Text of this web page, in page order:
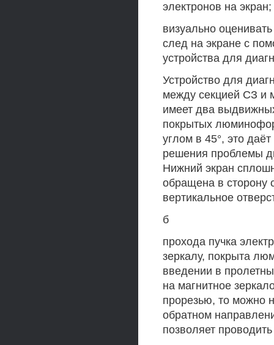
электронов на экран;
визуально
след на экране с
устройства для
Устройство для
между секцией СЗ и
имеет два
покрытых
углом в 45°, это
решения проблемы
Нижний экран
обращена в сторону
вертикальное
б
прохода пучка
зеркалу, покрыта
введении в
на магнитное
прорезью, то можно
обратном
позволяет